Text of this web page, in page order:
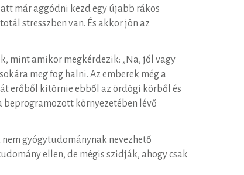
már aggódni kezd egy újabb rákos
stresszben van. És akkor jön az
mint amikor megkérdezik: „Na, jól vagy
meg fog halni. Az emberek még a
erőből kitörnie ebből az ördögi körből és
beprogramozott környezetében lévő
gyógytudománynak nevezhető
ellen, de mégis szidják, ahogy csak